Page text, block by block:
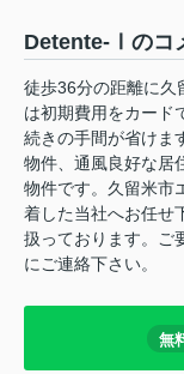
Detente-Ⅰのコ
徒歩36分の距離に久
は初期費用をカード
続きの手間が省けま
物件、通風良好な居
物件です。久留米市
着した当社へお任せ
扱っております。ご
にご連絡下さい。
無